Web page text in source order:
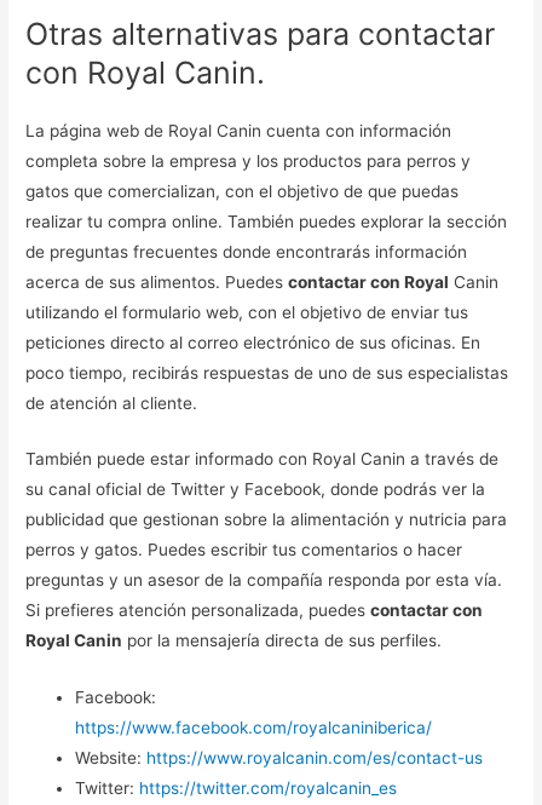
Otras alternativas para contactar
con Royal Canin.
La página web de Royal Canin cuenta con información
completa sobre la empresa y los productos para perros y
gatos que comercializan, con el objetivo de que puedas
realizar tu compra online. También puedes explorar la sección
de preguntas frecuentes donde encontrarás información
acerca de sus alimentos. Puedescontactar con Royal Canin
utilizando el formulario web, con el objetivo de enviar tus
peticiones directo al correo electrónico de sus oficinas. En
poco tiempo, recibirás respuestas de uno de sus especialistas
de atención al cliente.
También puede estar informado con Royal Canin a través de
su canal oficial de Twitter y Facebook, donde podrás ver la
publicidad que gestionan sobre la alimentación y nutricia para
perros y gatos. Puedes escribir tus comentarios o hacer
preguntas y un asesor de la compañía responda por esta vía.
Si prefieres atención personalizada, puedescontactar con
Royal Canin por la mensajería directa de sus perfiles.
Facebook:
https://www.facebook.com/royalcaniniberica/
Website: https://www.royalcanin.com/es/contact-us
Twitter: https://twitter.com/royalcanin_es